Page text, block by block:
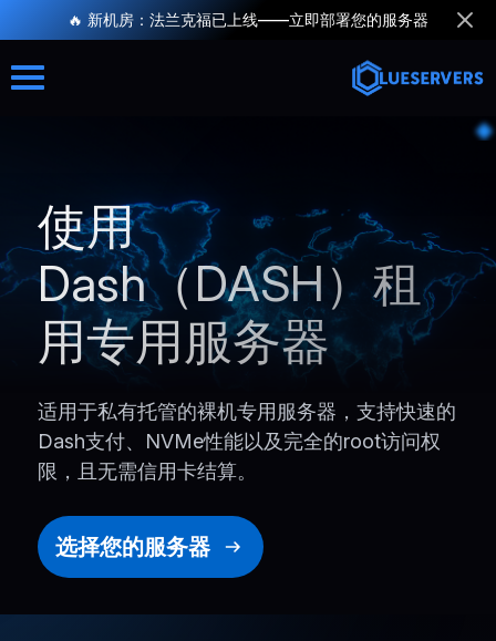
🔥 新机房：法兰克福已上线——立即部署您的服务器
使用
Dash（DASH）租
用专用服务器
适用于私有托管的裸机专用服务器，支持快速的
Dash支付、NVMe性能以及完全的root访问权
限，且无需信用卡结算。
选择您的服务器